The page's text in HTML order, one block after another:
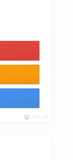
ポチップ